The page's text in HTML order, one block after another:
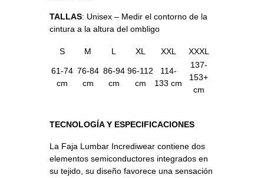
TALLAS: Unisex – Medir el contorno de la
cintura a la altura del ombligo
S M L XL XXL XXXL
61-74
cm
76-84
cm
86-94
cm
96-112
cm
114-
133 cm
137-
153+
cm
TECNOLOGÍA Y ESPECIFICACIONES
La Faja Lumbar Incrediwear contiene dos
elementos semiconductores integrados en
su tejido, su diseño favorece una sensación